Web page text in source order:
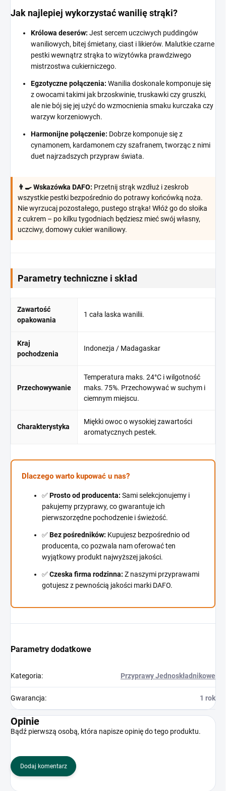
Jak najlepiej wykorzystać wanilię strąki?
Królowa deserów: Jest sercem uczciwych puddingów
waniliowych, bitej śmietany, ciast i likierów. Malutkie czarne
pestki wewnątrz strąka to wizytówka prawdziwego
mistrzostwa cukierniczego.
Egzotyczne połączenia: Wanilia doskonale komponuje się
z owocami takimi jak brzoskwinie, truskawki czy gruszki,
ale nie bój się jej użyć do wzmocnienia smaku kurczaka czy
warzyw korzeniowych.
Harmonijne połączenie: Dobrze komponuje się z
cynamonem, kardamonem czy szafranem, tworząc z nimi
duet najrzadszych przypraw świata.
👨‍🍳 Wskazówka DAFO: Przetnij strąk wzdłuż i zeskrob
wszystkie pestki bezpośrednio do potrawy końcówką noża.
Nie wyrzucaj pozostałego, pustego strąka! Włóż go do słoika
z cukrem – po kilku tygodniach będziesz mieć swój własny,
uczciwy, domowy cukier waniliowy.
Parametry techniczne i skład
Zawartość
opakowania
1 cała laska wanilii.
Kraj
pochodzenia
Indonezja / Madagaskar
Przechowywanie
Temperatura maks. 24°C i wilgotność
maks. 75%. Przechowywać w suchym i
ciemnym miejscu.
Charakterystyka
Miękki owoc o wysokiej zawartości
aromatycznych pestek.
Dlaczego warto kupować u nas?
✅Prosto od producenta: Sami selekcjonujemy i
pakujemy przyprawy, co gwarantuje ich
pierwszorzędne pochodzenie i świeżość.
✅Bez pośredników: Kupujesz bezpośrednio od
producenta, co pozwala nam oferować ten
wyjątkowy produkt najwyższej jakości.
✅Czeska firma rodzinna: Z naszymi przyprawami
gotujesz z pewnością jakości marki DAFO.
Parametry dodatkowe
Kategoria: Przyprawy Jednoskładnikowe
Gwarancja: 1 rok
Opinie
Bądź pierwszą osobą, która napisze opinię do tego produktu.
Dodaj komentarz